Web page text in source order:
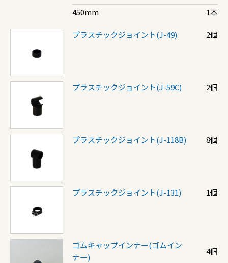
450mm
1本
プラスチックジョイント(J-49) 2個
プラスチックジョイント(J-59C) 2個
プラスチックジョイント(J-118B) 8個
プラスチックジョイント(J-131) 1個
ゴムキャップインナー(ゴムイン
ナー)
4個